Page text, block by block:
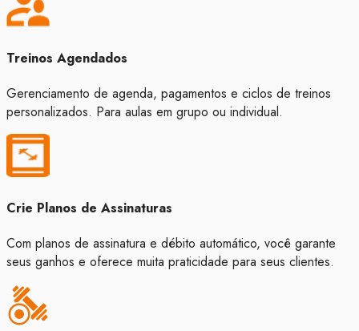
Treinos Agendados
Gerenciamento de agenda, pagamentos e ciclos de treinos
personalizados. Para aulas em grupo ou individual.
Crie Planos de Assinaturas
Com planos de assinatura e débito automático, você garante
seus ganhos e oferece muita praticidade para seus clientes.